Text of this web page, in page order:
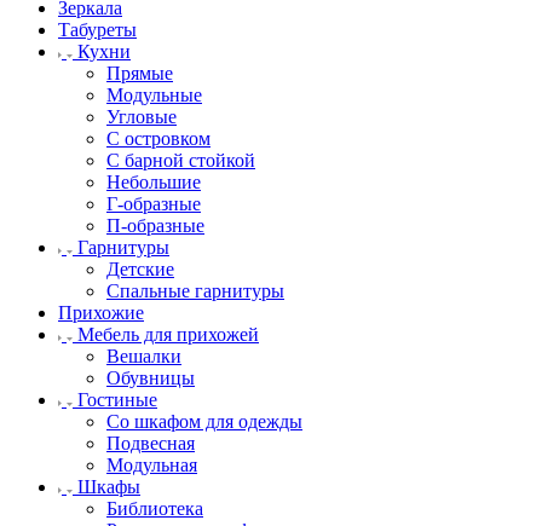
Зеркала
Табуреты
Кухни
Прямые
Модульные
Угловые
С островком
С барной стойкой
Небольшие
Г-образные
П-образные
Гарнитуры
Детские
Спальные гарнитуры
Прихожие
Мебель для прихожей
Вешалки
Обувницы
Гостиные
Со шкафом для одежды
Подвесная
Модульная
Шкафы
Библиотека